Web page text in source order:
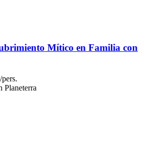
Mítico en Familia con
/pers.
Planeterra